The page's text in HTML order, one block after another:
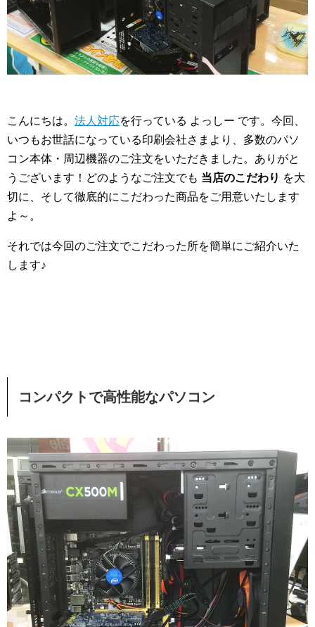
こんにちは。 法人対応を行っている よっしー です。今回、
いつもお世話になっている印刷会社さまより、多数のパソ
コン本体・周辺機器のご注文をいただきました。ありがと
うございます！どのようなご注文でも 当店のこだわり を大
切に、そして徹底的にこだわった商品をご用意いたします
よ～。
それでは今回のご注文でこだわった所を簡単にご紹介いた
します♪
コンパクトで高性能なパソコン